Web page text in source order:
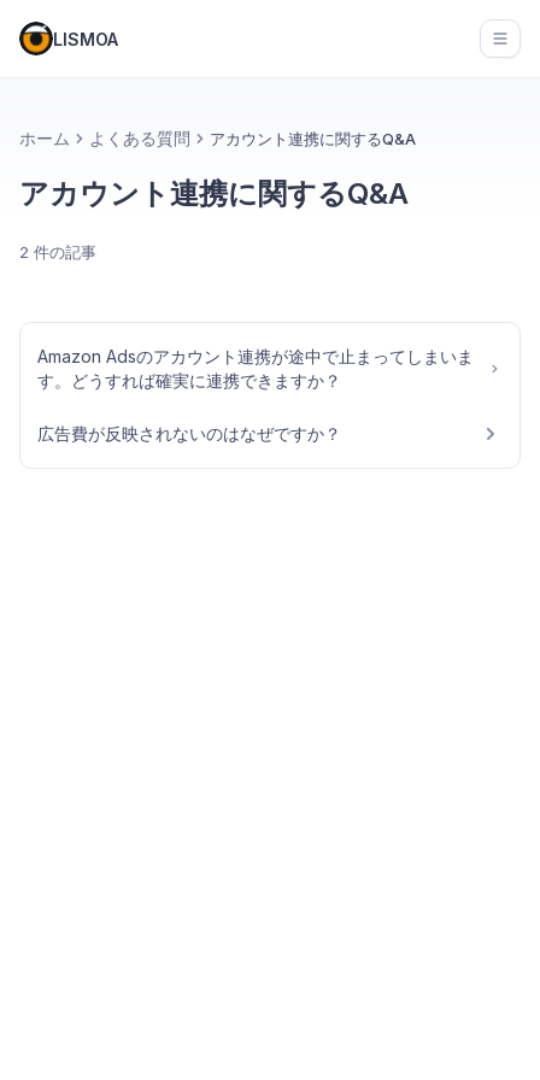
LISMOA
ホーム よくある質問 アカウント連携に関するQ&A
アカウント連携に関するQ&A
2 件の記事
Amazon Adsのアカウント連携が途中で止まってしまいま
す。どうすれば確実に連携できますか？
広告費が反映されないのはなぜですか？